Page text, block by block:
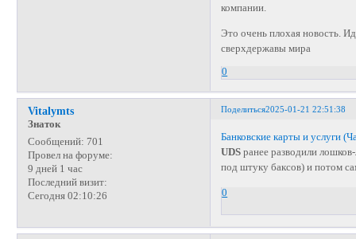
компании.
Это очень плохая новость.
сверхдержавы мира
0
Поделиться2025-01-21 22:51:38
Vitalymts
Знаток
Сообщений: 701
Провел на форуме:
9 дней 1 час
Последний визит:
Сегодня 02:10:26
Банковские карты и услуги
UDS ранее разводили
под штуку баксов) и потом
0